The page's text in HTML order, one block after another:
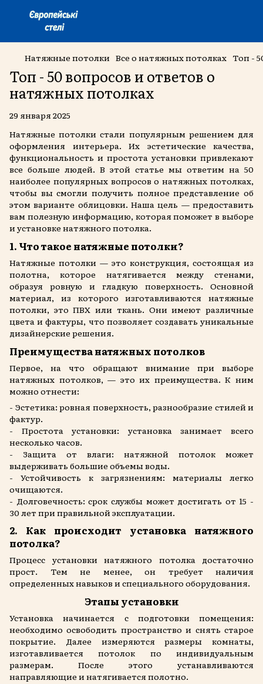
Натяжные потолки Все о натяжных потолках Топ -
Топ - 50 вопросов и ответов о
натяжных потолках
29 января 2025
Натяжные потолки стали популярным решением для
оформления интерьера. Их эстетические качества,
функциональность и простота установки привлекают
все больше людей. В этой статье мы ответим на 50
наиболее популярных вопросов о натяжных потолках,
чтобы вы смогли получить полное представление об
этом варианте облицовки. Наша цель — предоставить
вам полезную информацию, которая поможет в выборе
и установке натяжного потолка.
1. Что такое натяжные потолки?
Натяжные потолки — это конструкция, состоящая из
полотна, которое натягивается между стенами,
образуя ровную и гладкую поверхность. Основной
материал, из которого изготавливаются натяжные
потолки, это ПВХ или ткань. Они имеют различные
цвета и фактуры, что позволяет создавать уникальные
дизайнерские решения.
Преимущества натяжных потолков
Первое, на что обращают внимание при выборе
натяжных потолков, — это их преимущества. К ним
можно отнести:
- Эстетика: ровная поверхность, разнообразие стилей и
фактур.
- Простота установки: установка занимает всего
несколько часов.
- Защита от влаги: натяжной потолок может
выдерживать большие объемы воды.
- Устойчивость к загрязнениям: материалы легко
очищаются.
- Долговечность: срок службы может достигать от 15 -
30 лет при правильной эксплуатации.
2. Как происходит установка натяжного
потолка?
Процесс установки натяжного потолка достаточно
прост. Тем не менее, он требует наличия
определенных навыков и специального оборудования.
Этапы установки
Установка начинается с подготовки помещения:
необходимо освободить пространство и снять старое
покрытие. Далее измеряются размеры комнаты,
изготавливается потолок по индивидуальным
размерам. После этого устанавливаются
направляющие и натягивается полотно.